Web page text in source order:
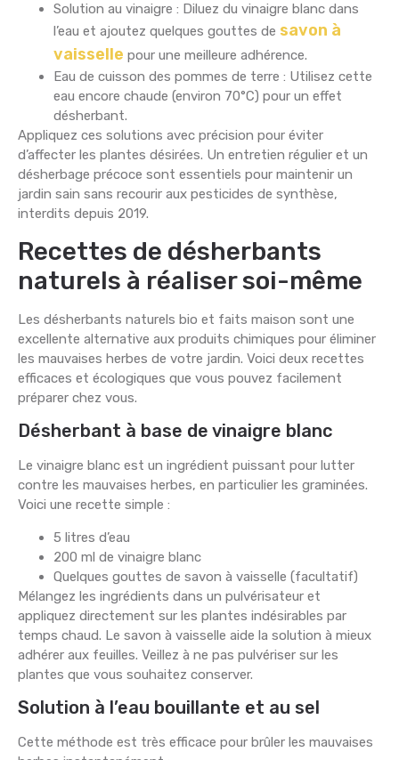
Solution au vinaigre : Diluez du vinaigre blanc dans
l’eau et ajoutez quelques gouttes de savon à
vaisselle pour une meilleure adhérence.
Eau de cuisson des pommes de terre : Utilisez cette
eau encore chaude (environ 70°C) pour un effet
désherbant.
Appliquez ces solutions avec précision pour éviter
d’affecter les plantes désirées. Un entretien régulier et un
désherbage précoce sont essentiels pour maintenir un
jardin sain sans recourir aux pesticides de synthèse,
interdits depuis 2019.
Recettes de désherbants
naturels à réaliser soi-même
Les désherbants naturels bio et faits maison sont une
excellente alternative aux produits chimiques pour éliminer
les mauvaises herbes de votre jardin. Voici deux recettes
efficaces et écologiques que vous pouvez facilement
préparer chez vous.
Désherbant à base de vinaigre blanc
Le vinaigre blanc est un ingrédient puissant pour lutter
contre les mauvaises herbes, en particulier les graminées.
Voici une recette simple :
5 litres d’eau
200 ml de vinaigre blanc
Quelques gouttes de savon à vaisselle (facultatif)
Mélangez les ingrédients dans un pulvérisateur et
appliquez directement sur les plantes indésirables par
temps chaud. Le savon à vaisselle aide la solution à mieux
adhérer aux feuilles. Veillez à ne pas pulvériser sur les
plantes que vous souhaitez conserver.
Solution à l’eau bouillante et au sel
Cette méthode est très efficace pour brûler les mauvaises